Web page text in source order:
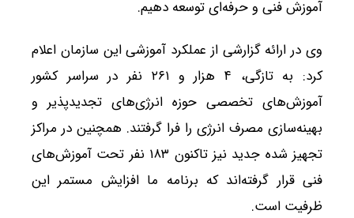
آموزش فنی و حرفه‌ای توسعه دهیم.
وی در ارائه گزارشی از عملکرد آموزشی این سازمان اعلام
کرد: به تازگی، ۴ هزار و ۲۶۱ نفر در سراسر کشور
آموزش‌های تخصصی حوزه انرژی‌های تجدیدپذیر و
بهینه‌سازی مصرف انرژی را فرا گرفتند. همچنین در مراکز
تجهیز شده جدید نیز تاکنون ۱۸۳ نفر تحت آموزش‌های
فنی قرار گرفته‌اند که برنامه ما افزایش مستمر این
ظرفیت است.